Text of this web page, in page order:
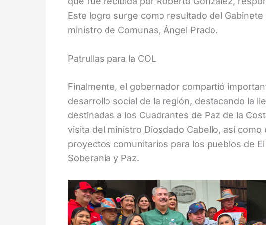
Este logro surge como resultado del
ministro de Comunas, Ángel Prado.
Patrullas para la COL
Finalmente, el gobernador compartió
desarrollo social de la región, destacando la
destinadas a los Cuadrantes de Paz de la
visita del ministro Diosdado Cabello, así
proyectos comunitarios para los pueblos de
Soberanía y Paz.